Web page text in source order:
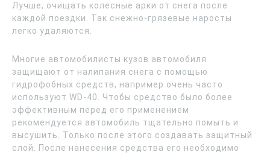
Лучше, очищать колесные арки от снега после
каждой поездки. Так снежно-грязевые наросты
легко удаляются.
Многие автомобилисты кузов автомобиля
защищают от налипания снега с помощью
гидрофобных средств, например очень часто
используют WD-40. Чтобы средство было более
эффективным перед его применением
рекомендуется автомобиль тщательно помыть и
высушить. Только после этого создавать защитный
слой. После нанесения средства его необходимо